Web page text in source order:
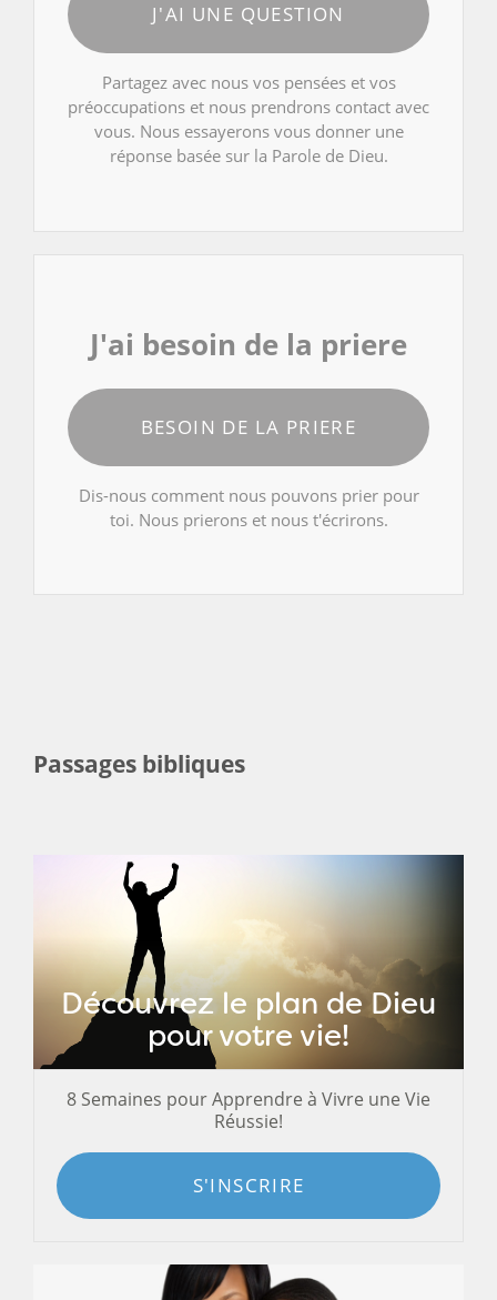
J'AI UNE QUESTION
Partagez avec nous vos pensées et vos
préoccupations et nous prendrons contact avec
vous. Nous essayerons vous donner une
réponse basée sur la Parole de Dieu.
J'ai besoin de la priere
BESOIN DE LA PRIERE
Dis-nous comment nous pouvons prier pour
toi. Nous prierons et nous t'écrirons.
Passages bibliques
Découvrez le plan de Dieu
pour votre vie!
8 Semaines pour Apprendre à Vivre une Vie
Réussie!
S'INSCRIRE